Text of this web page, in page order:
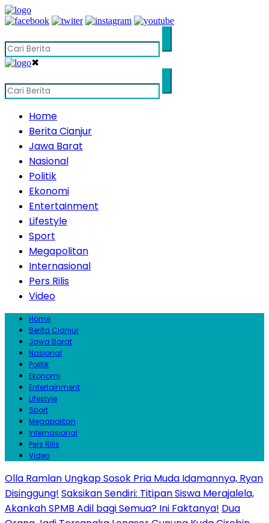
✖
Home
Berita Cianjur
Jawa Barat
Nasional
Politik
Ekonomi
Entertainment
Lifestyle
Sport
Megapolitan
Internasional
Pers Rilis
Video
Home
Berita Cianjur
Jawa Barat
Nasional
Politik
Ekonomi
Entertainment
Lifestyle
Sport
Megapolitan
Internasional
Pers Rilis
Video
Olla Ramlan Ungkap Sosok Pria Muda Idamannya, Ryan
Disinggung! Saksikan Sendiri: Titipan Siswa Merajalela,
Akankah SPMB Adil bagi Semua? Ini Faktanya! Dua